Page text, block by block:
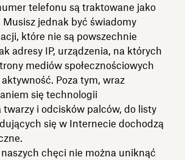
telefonu są traktowane jako
Musisz jednak być świadomy
które nie są powszechnie
adresy IP, urządzenia, na których
mediów społecznościowych
Poza tym, wraz
się technologii
twarzy i odcisków palców, do listy
się w Internecie dochodzą
chęci nie można uniknąć